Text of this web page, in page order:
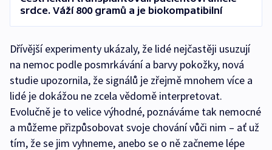
srdce. Váží 800 gramů a je biokompatibilní
Dřívější experimenty ukázaly, že lidé nejčastěji usuzují
na nemoc podle posmrkávání a barvy pokožky, nová
studie upozornila, že signálů je zřejmě mnohem více a
lidé je dokážou ne zcela vědomě interpretovat.
Evolučně je to velice výhodné, poznáváme tak nemocné
a můžeme přizpůsobovat svoje chování vůči nim – ať už
tím, že se jim vyhneme, anebo se o ně začneme lépe